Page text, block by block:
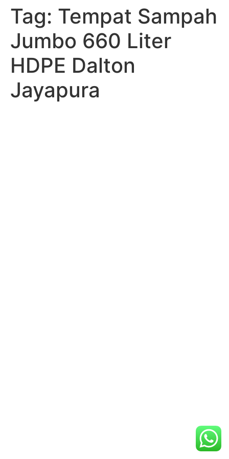
Skip
content
Tag: Tempat Sampah
Jumbo 660 Liter
HDPE Dalton
Jayapura